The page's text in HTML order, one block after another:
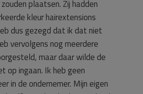
plaatsen. Zij hadden
kleur hairextensions
dus gezegd dat ik dat niet
vervolgens nog meerdere
maar daar wilde de
op ingaan. Ik heb geen
in de ondernemer. Mijn eigen